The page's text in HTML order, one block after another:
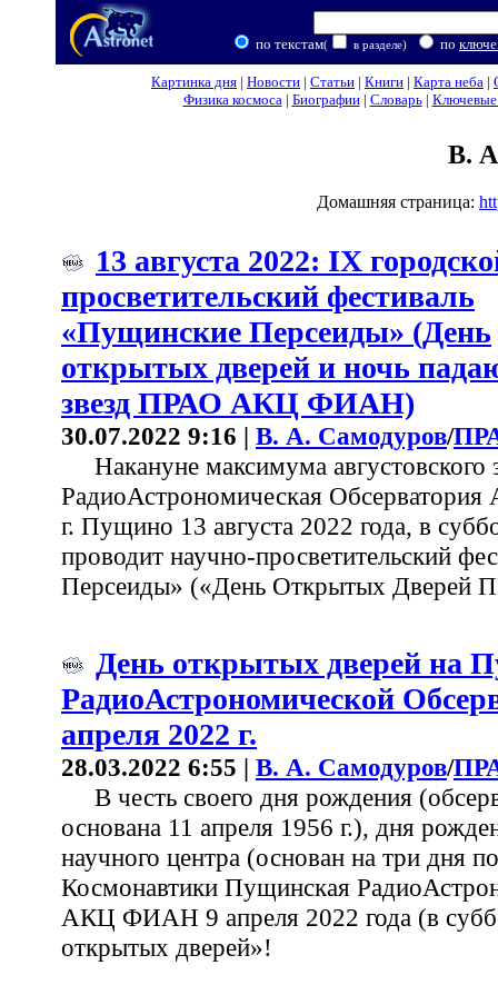
по текстам( в разделе) по
Картинка дня | Новости | Статьи | Книги | Карта неба |
Физика космоса| Биографии| Словарь| Ключевые
В.
Домашняя страница:
13 августа 2022: IX
просветительский фестиваль
«Пущинские Персеиды» (День
открытых дверей и ночь
звезд ПРАО АКЦ ФИАН)
30.07.2022 9:16 | В. А. Самодуров/
Накануне максимума августовского
РадиоАстрономическая
г. Пущино 13 августа 2022 года, в
проводит научно-просветительский
Персеиды» («День Открытых Дверей
День открытых дверей на
РадиоАстрономической
апреля 2022 г.
28.03.2022 6:55 | В. А. Самодуров/
В честь своего дня рождения
основана 11 апреля 1956 г.), дня
научного центра (основан на три дня
Космонавтики Пущинская
АКЦ ФИАН 9 апреля 2022 года (в
открытых дверей»!